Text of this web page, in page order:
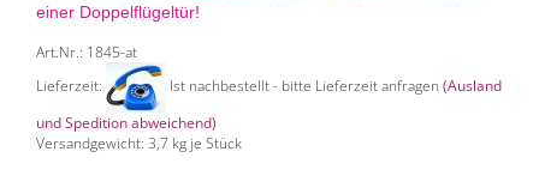
einer Doppelflügeltür!
Art.Nr.: 1845-at
Lieferzeit:
Ist nachbestellt - bitte Lieferzeit anfragen (Ausland
und Spedition abweichend)
Versandgewicht: 3,7 kg je Stück